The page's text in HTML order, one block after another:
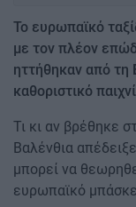
Το ευρωπαϊκό
με τον πλέον
ηττήθηκαν από τη
καθοριστικό
Τι κι αν βρέθηκε
Βαλένθια
μπορεί να
ευρωπαϊκό